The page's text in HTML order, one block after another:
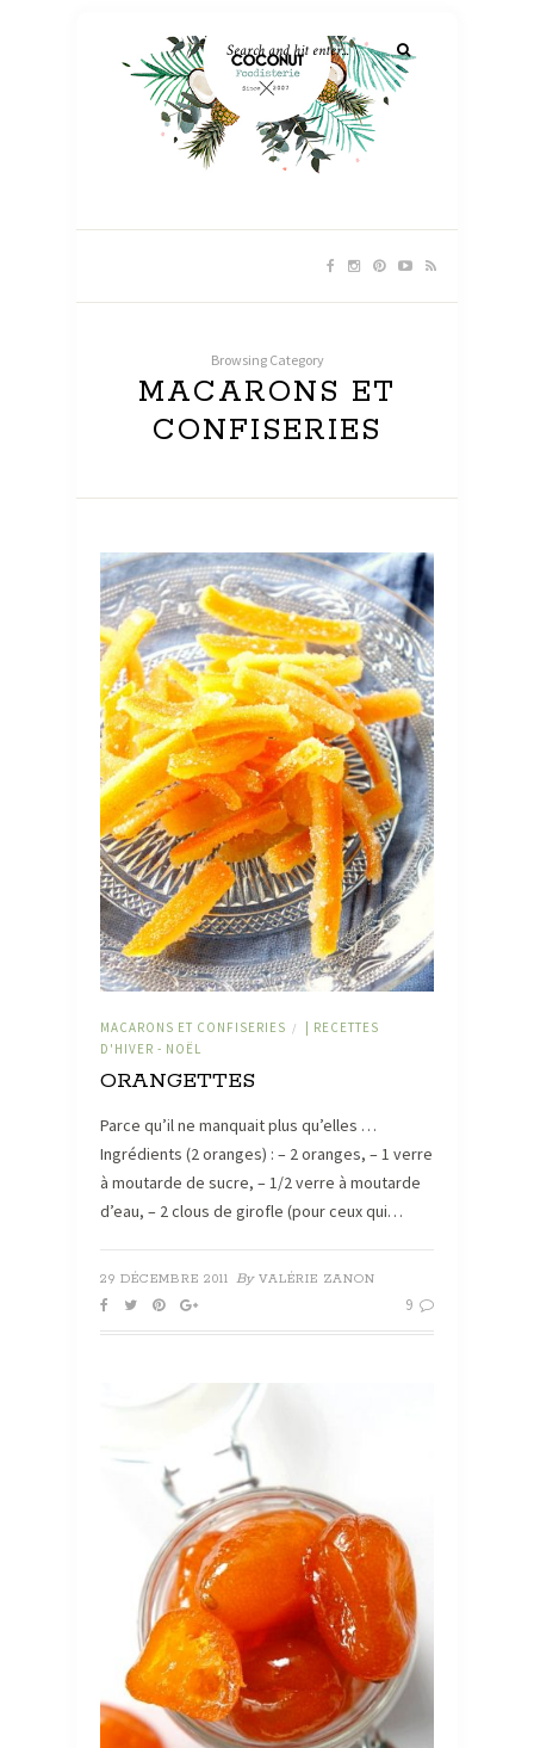
Browsing Category
MACARONS ET
CONFISERIES
MACARONS ET CONFISERIES /
| RECETTES
D'HIVER - NOËL
ORANGETTES
Parce qu’il ne manquait plus qu’elles …
Ingrédients (2 oranges) : – 2 oranges, – 1 verre
à moutarde de sucre, – 1/2 verre à moutarde
d’eau, – 2 clous de girofle (pour ceux qui…
29 DÉCEMBRE 2011 By VALÉRIE ZANON
9